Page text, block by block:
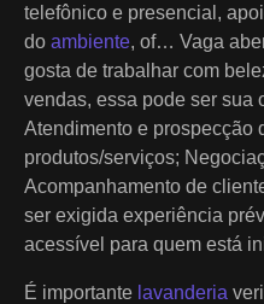
telefônico e presencial,
do ambiente, of… Vaga
gosta de trabalhar com
vendas, essa pode ser
Atendimento e prospecção
produtos/serviços;
Acompanhamento de
ser exigida experiência
acessível para quem está
É importante lavanderia